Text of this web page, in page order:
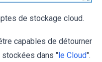
de stockage cloud.
capables de détourner
dans "le Cloud".